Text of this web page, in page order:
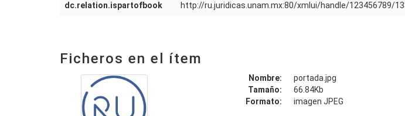
dc.relation.ispartofbook http://ru.juridicas.unam.mx:80/xmlui/handle/123456789/
Ficheros en el ítem
Nombre:
portada.jpg
Tamaño:
66.84Kb
Formato:
imagen JPEG